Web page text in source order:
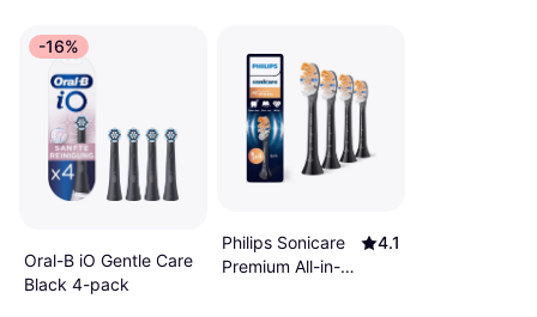
-16%
Oral-B iO Gentle Care
Black 4-pack
Philips Sonicare
Premium All-in-
4.1